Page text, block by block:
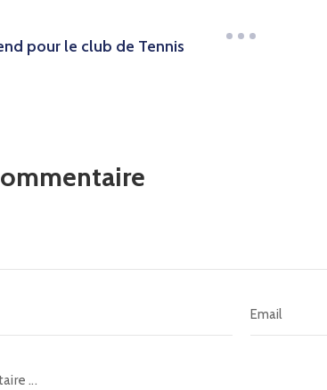
pour le club de Tennis